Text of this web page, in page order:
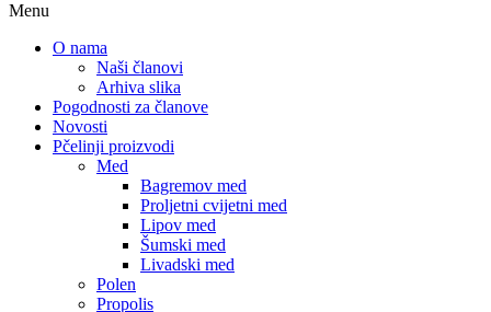
Menu
O nama
Naši članovi
Arhiva slika
Pogodnosti za članove
Novosti
Pčelinji proizvodi
Med
Bagremov med
Proljetni cvijetni med
Lipov med
Šumski med
Livadski med
Polen
Propolis